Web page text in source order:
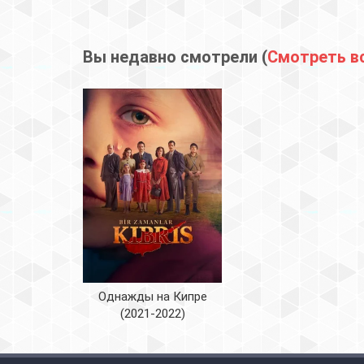
Вы недавно смотрели (Смотреть
Однажды на Кипре
(2021-2022)